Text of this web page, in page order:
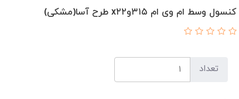
کنسول وسط ام وی ام ۳۱۵وx۲۲ طرح آسا(مشکی)
تعداد